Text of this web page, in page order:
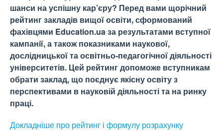
шанси на успішну кар’єру? Перед вами щорічний
рейтинг закладів вищої освіти, сформований
фахівцями Education.ua за результатами вступної
кампанії, а також показниками наукової,
дослідницької та освітньо-педагогічної діяльності
університетів. Цей рейтинг допоможе вступникам
обрати заклад, що поєднує якісну освіту з
перспективами в науковій діяльності та на ринку
праці.
Докладніше про рейтинг і формулу розрахунку